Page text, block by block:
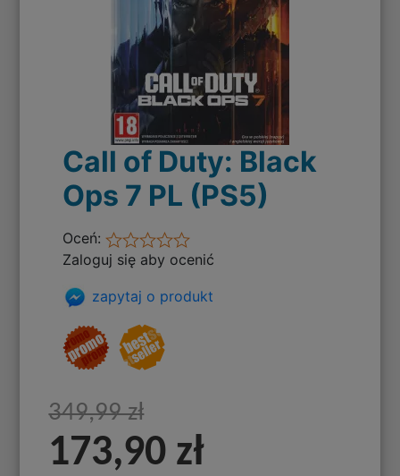
Call of Duty: Black
Ops 7 PL (PS5)
Oceń:
Zaloguj się aby ocenić
zapytaj o produkt
349,99 zł
173,90 zł